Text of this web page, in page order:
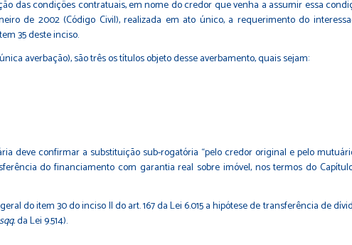
das condições contratuais, em nome do credor que venha a assumir essa
de 2002(Código Civil), realizada em ato único, a requerimento do
35 deste inciso.
averbação), são três os títulos objeto desse averbamento, quais sejam:
confirmar a substituição sub-rogatória “pelo credor original e pelo
do financiamento com garantia real sobre imóvel, nos termos do
do item 30 do inciso II do art. 167 da Lei 6.015 a hipótese de transferência de
da Lei 9.514).